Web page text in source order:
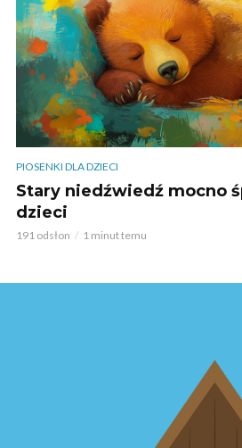
PIOSENKI DLA DZIECI
Stary niedźwiedź mocno
dzieci
191 odsłon 1 minut temu